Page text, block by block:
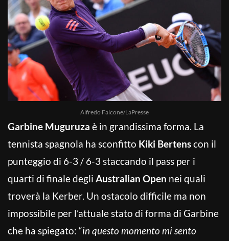
Alfredo Falcone/LaPresse
Garbine Muguruza è in grandissima forma. La
tennista spagnola ha sconfitto Kiki Bertenscon il
punteggio di 6-3 / 6-3 staccando il pass per i
quarti di finale degli Australian Open nei quali
troverà la Kerber. Un ostacolo difficile ma non
impossibile per l’attuale stato di forma di Garbine
che ha spiegato: “in questo momento mi sento